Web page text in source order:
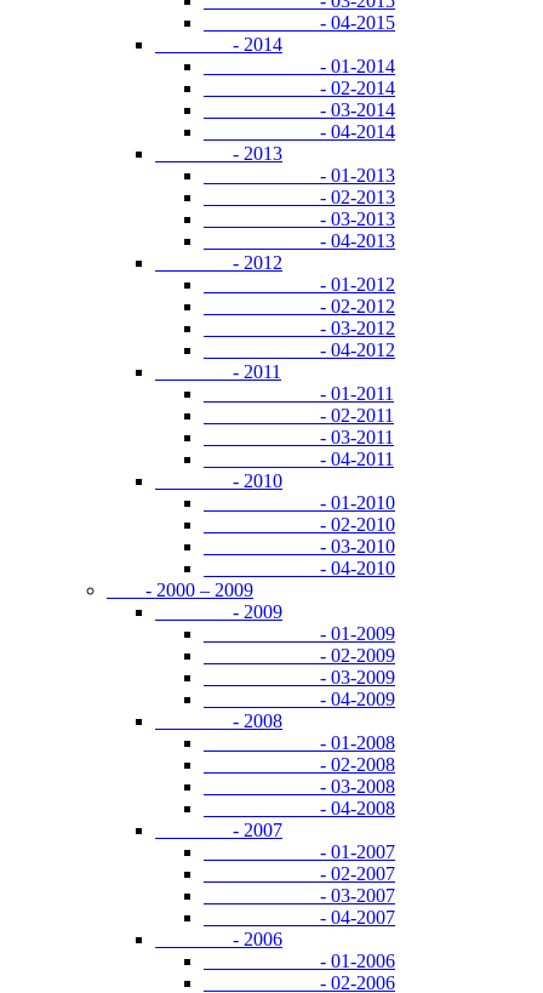
- 04-2015
- 2014
- 01-2014
- 02-2014
- 03-2014
- 04-2014
- 2013
- 01-2013
- 02-2013
- 03-2013
- 04-2013
- 2012
- 01-2012
- 02-2012
- 03-2012
- 04-2012
- 2011
- 01-2011
- 02-2011
- 03-2011
- 04-2011
- 2010
- 01-2010
- 02-2010
- 03-2010
- 04-2010
- 2000 – 2009
- 2009
- 01-2009
- 02-2009
- 03-2009
- 04-2009
- 2008
- 01-2008
- 02-2008
- 03-2008
- 04-2008
- 2007
- 01-2007
- 02-2007
- 03-2007
- 04-2007
- 2006
- 01-2006
- 02-2006